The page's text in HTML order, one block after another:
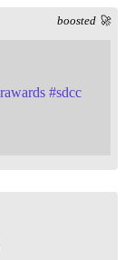
boosted 🚀
#sdcc